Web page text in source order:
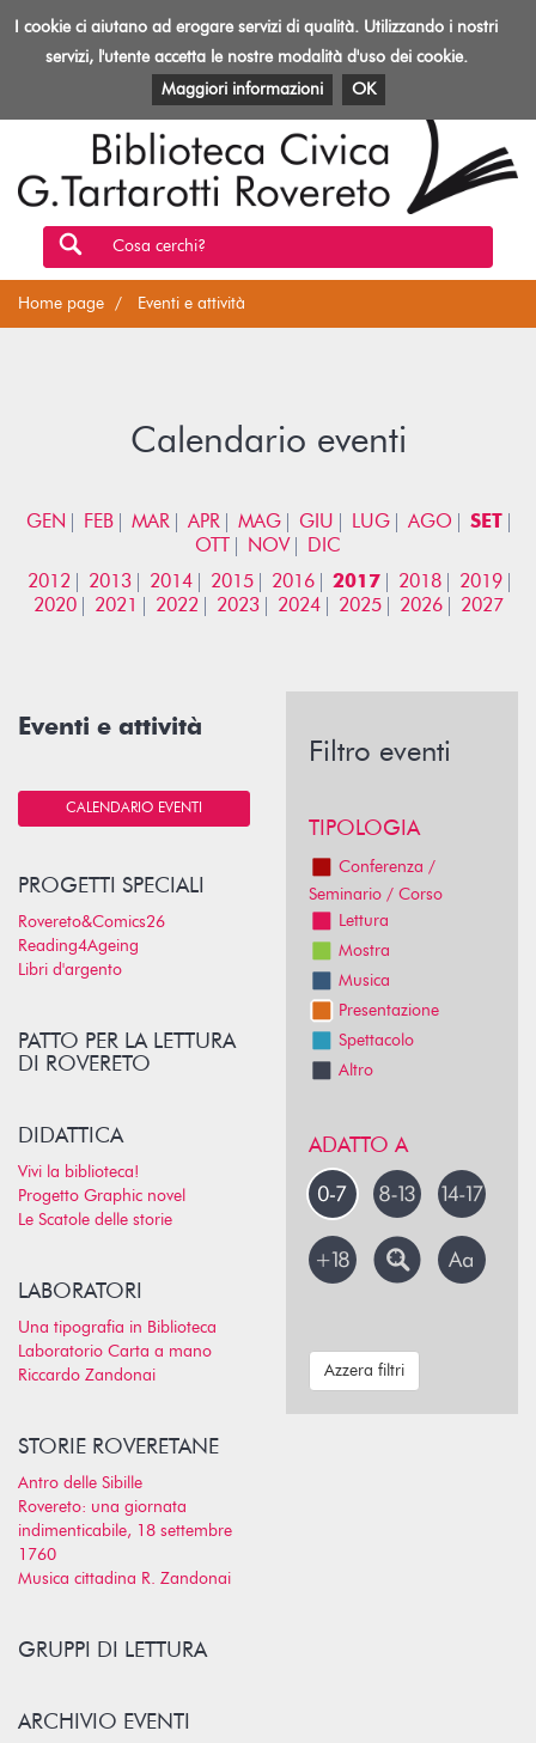
Toggle
Biblioteca
Rovereto
EVENTI E ATTIVITÀ PATRIMONIO E RISORSE
Cosa cerchi?
Home page Eventi e attività
Calendario eventi
GEN FEB MAR APR MAG GIU LUG AGO
SET
OTT
NOV
DIC
2012
2013 2014 2015 2016 2017 2018
2019
2020
2021 2022 2023 2024 2025 2026 2027
Eventi e attività
CALENDARIO EVENTI
PROGETTI SPECIALI
Rovereto&Comics26
Reading4Ageing
Libri d'argento
PATTO PER LA LETTURA
DI ROVERETO
DIDATTICA
Vivi la biblioteca!
Progetto Graphic novel
Le Scatole delle storie
LABORATORI
Una tipografia in Biblioteca
Laboratorio Carta a mano
Riccardo Zandonai
STORIE ROVERETANE
Antro delle Sibille
Rovereto: una giornata
indimenticabile, 18 settembre
1760
Musica cittadina R. Zandonai
GRUPPI DI LETTURA
ARCHIVIO EVENTI
Filtro eventi
TIPOLOGIA
Conferenza /
Seminario / Corso
Lettura
Mostra
Musica
Presentazione
Spettacolo
Altro
ADATTO A
Azzera filtri
I cookie ci aiutano ad erogare servizi di qualità. Utilizzando i nostri
servizi, l'utente accetta le nostre modalità d'uso dei cookie.
Maggiori informazioni
OK